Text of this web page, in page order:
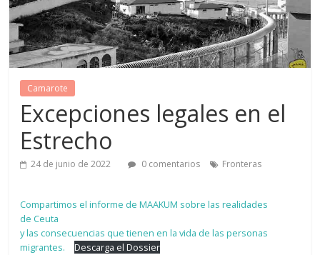
Camarote
Excepciones legales en el
Estrecho
24 de junio de 2022 0 comentarios Fronteras
Compartimos el informe de MAAKUM sobre las realidades
de Ceuta
y las consecuencias que tienen en la vida de las personas
migrantes.
Descarga el Dossier